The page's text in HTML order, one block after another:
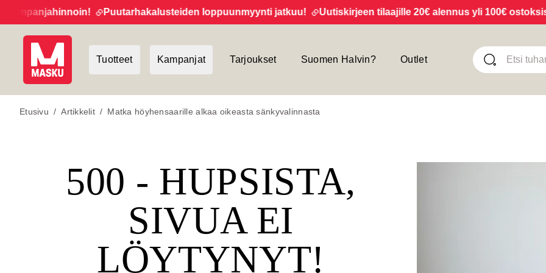
Puutarhakalusteiden loppuunmyynti jatkuu! Uutiskirjeen tilaajille 20€ alennus yli 100€ ostoksista!
Tuotteet Kampanjat Tarjoukset Suomen Halvin? Outlet
Etusivu / Artikkelit / Matka höyhensaarille alkaa oikeasta sänkyvalinnasta
500 - HUPSISTA,
SIVUA EI
LÖYTYNYT!